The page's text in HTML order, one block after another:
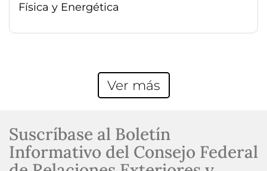
Física y Energética
Ver más
Suscríbase al Boletín
Informativo del Consejo Federal